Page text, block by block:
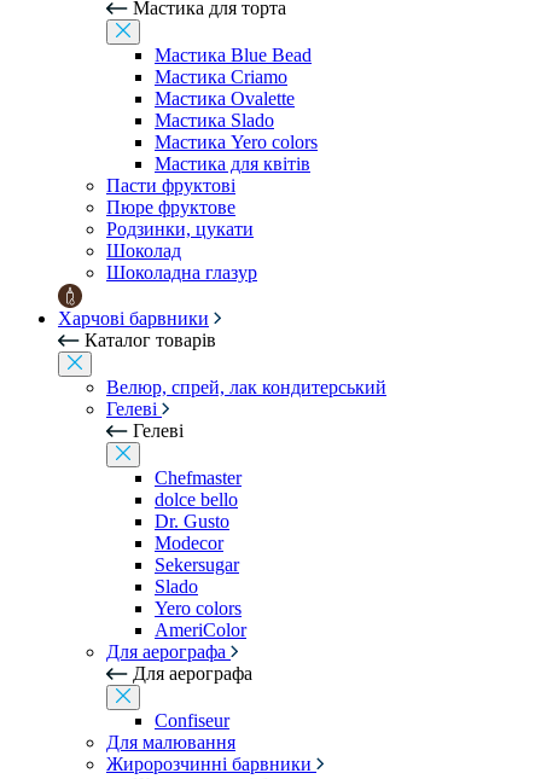
Мастика для торта
Мастика Blue Bead
Мастика Criamo
Мастика Ovalette
Мастика Slado
Мастика Yero colors
Мастика для квітів
Пасти фруктові
Пюре фруктове
Родзинки, цукати
Шоколад
Шоколадна глазур
Харчові барвники
Каталог товарів
Велюр, спрей, лак кондитерський
Гелеві
Гелеві
Chefmaster
dolce bello
Dr. Gusto
Modecor
Sekersugar
Slado
Yero colors
AmeriColor
Для аерографа
Для аерографа
Confiseur
Для малювання
Жиророзчинні барвники